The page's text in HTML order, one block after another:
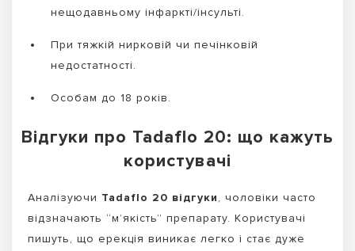
нещодавньому інфаркті/інсульті.
При тяжкій нирковій чи печінковій
недостатності.
Особам до 18 років.
Відгуки про Tadaflo 20: що кажуть
користувачі
Аналізуючи Tadaflo 20 відгуки, чоловіки часто
відзначають “м’якість” препарату. Користувачі
пишуть, що ерекція виникає легко і стає дуже